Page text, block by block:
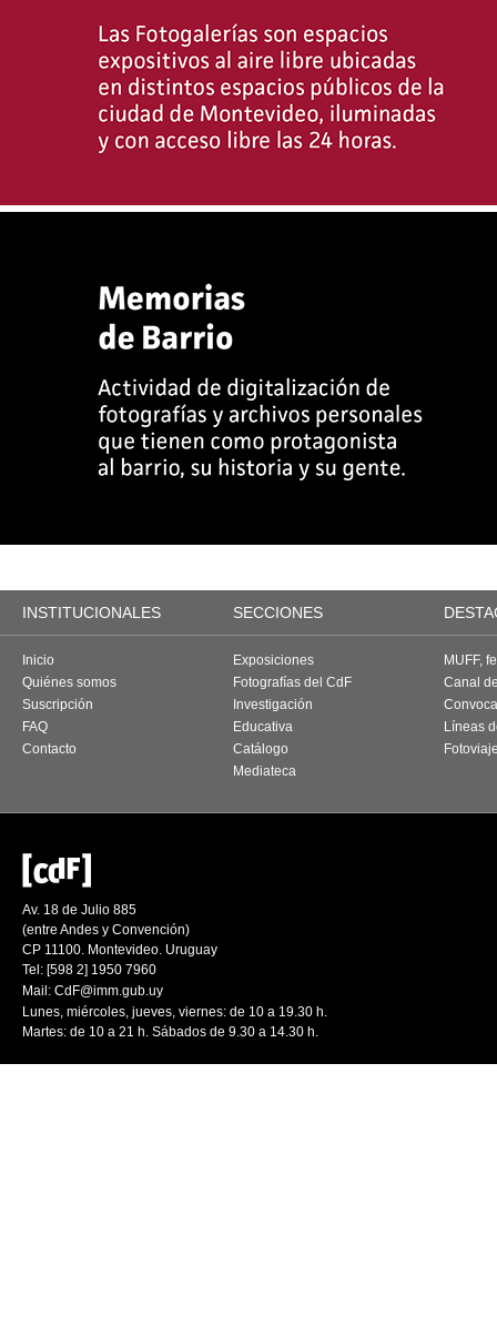
INSTITUCIONALES SECCIONES
Inicio
Quiénes somos
Suscripción
FAQ
Contacto
Exposiciones
Fotografías del CdF
Investigación
Educativa
Catálogo
Mediateca
MUFF,
Canal
Líneas
Av. 18 de Julio 885
(entre Andes y Convención)
CP 11100. Montevideo. Uruguay
Tel: [598 2] 1950 7960
Mail: CdF@imm.gub.uy
Lunes, miércoles, jueves, viernes: de 10 a 19.30 h.
Martes: de 10 a 21 h. Sábados de 9.30 a 14.30 h.